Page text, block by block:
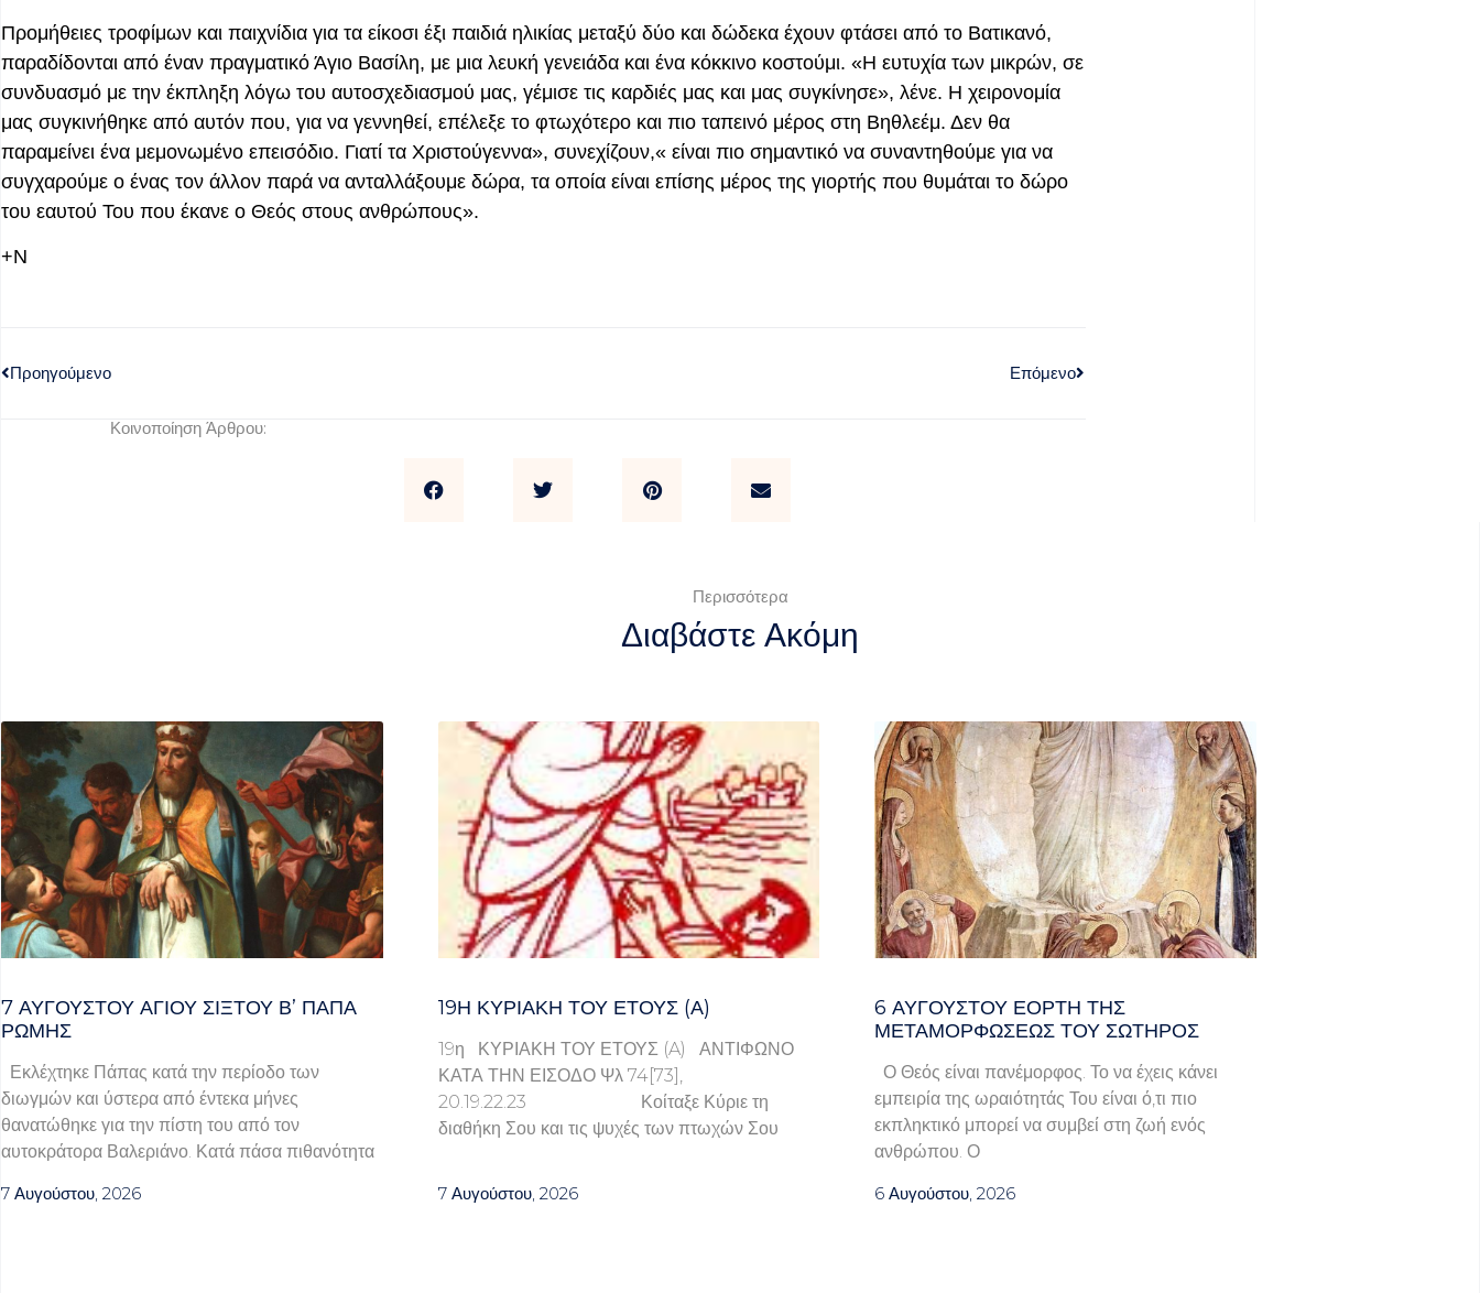
Προμήθειες τροφίμων και παιχνίδια για τα είκοσι έξι παιδιά ηλικίας μεταξύ δύο και δώδεκα έχουν φτάσει από το Βατικανό,
παραδίδονται από έναν πραγματικό Άγιο Βασίλη, με μια λευκή γενειάδα και ένα κόκκινο κοστούμι. «Η ευτυχία των μικρών, σε
συνδυασμό με την έκπληξη λόγω του αυτοσχεδιασμού μας, γέμισε τις καρδιές μας και μας συγκίνησε», λένε. Η χειρονομία
μας συγκινήθηκε από αυτόν που, για να γεννηθεί, επέλεξε το φτωχότερο και πιο ταπεινό μέρος στη Βηθλεέμ. Δεν θα
παραμείνει ένα μεμονωμένο επεισόδιο. Γιατί τα Χριστούγεννα», συνεχίζουν,« είναι πιο σημαντικό να συναντηθούμε για να
συγχαρούμε ο ένας τον άλλον παρά να ανταλλάξουμε δώρα, τα οποία είναι επίσης μέρος της γιορτής που θυμάται το δώρο
του εαυτού Του που έκανε ο Θεός στους ανθρώπους».
+Ν
Προηγούμενο Επόμενο
Κοινοποίηση Άρθρου:
Περισσότερα
Διαβάστε Ακόμη
7 ΑΥΓΟΥΣΤΟΥ ΑΓΙΟΥ ΣΙΞΤΟΥ Β’ ΠΑΠΑ
ΡΩΜΗΣ
Εκλέχτηκε Πάπας κατά την περίοδο των
διωγμών και ύστερα από έντεκα μήνες
θανατώθηκε για την πίστη του από τον
αυτοκράτορα Βαλεριάνο. Κατά πάσα πιθανότητα
7 Αυγούστου, 2026
19Η ΚΥΡΙΑΚΉ ΤΟΥ ΈΤΟΥΣ (Α)
19η ΚΥΡΙΑΚΗ ΤΟΥ ΕΤΟΥΣ (A) ΑΝΤΙΦΩΝΟ
ΚΑΤΑ ΤΗΝ ΕΙΣΟΔΟ Ψλ 74[73],
20.19.22.23 Κοίταξε Κύριε τη
διαθήκη Σου και τις ψυχές των πτωχών Σου
7 Αυγούστου, 2026
6 ΑΥΓΟΥΣΤΟΥ ΕΟΡΤΗ ΤΗΣ
ΜΕΤΑΜΟΡΦΩΣΕΩΣ ΤΟΥ ΣΩΤΗΡΟΣ
Ο Θεός είναι πανέμορφος. Το να έχεις κάνει
εμπειρία της ωραιότητάς Του είναι ό,τι πιο
εκπληκτικό μπορεί να συμβεί στη ζωή ενός
ανθρώπου. Ο
6 Αυγούστου, 2026